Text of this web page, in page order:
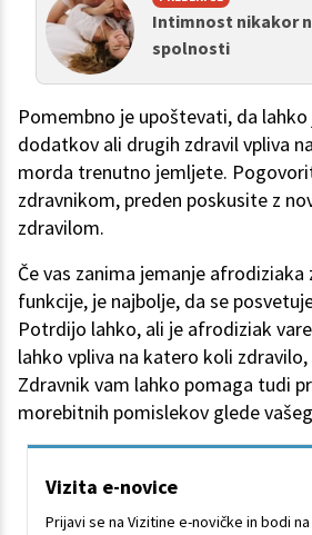
Intimnost nikakor
spolnosti
Pomembno je upoštevati, da
dodatkov ali drugih zdravil vpliva
morda trenutno jemljete.
zdravnikom, preden poskusite z
zdravilom.
Če vas zanima jemanje afrodiziaka
funkcije, je najbolje, da se
Potrdijo lahko, ali je afrodiziak
lahko vpliva na katero koli
Zdravnik vam lahko pomaga tudi
morebitnih pomislekov glede
Vizita e-novice
Prijavi se na Vizitine e-novičke in bodi